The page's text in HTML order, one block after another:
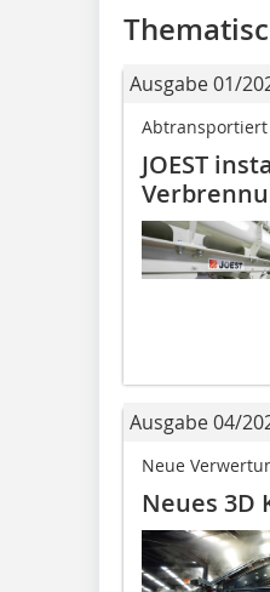
Ausgabe 01/
Abtransportiert
JOEST
Ausgabe 04/
Neue
Neues 3D